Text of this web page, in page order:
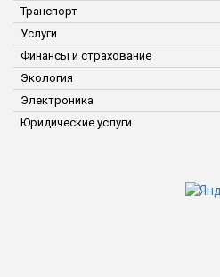
Транспорт
Услуги
Финансы и страхование
Экология
Электроника
Юридические услуги